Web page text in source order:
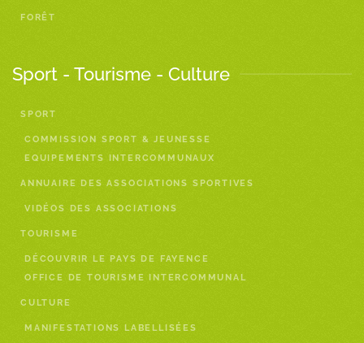
FORÊT
Sport - Tourisme - Culture
SPORT
COMMISSION SPORT & JEUNESSE
EQUIPEMENTS INTERCOMMUNAUX
ANNUAIRE DES ASSOCIATIONS SPORTIVES
VIDÉOS DES ASSOCIATIONS
TOURISME
DÉCOUVRIR LE PAYS DE FAYENCE
OFFICE DE TOURISME INTERCOMMUNAL
CULTURE
MANIFESTATIONS LABELLISÉES